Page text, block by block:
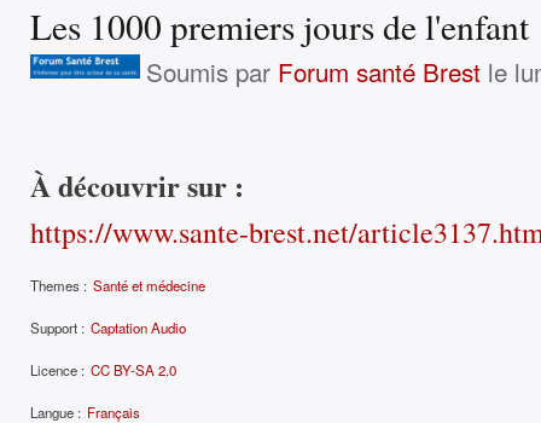
Les 1000 premiers jours de l'enfant
Soumis par Forum santé Brestle
À découvrir sur :
https://www.sante-brest.net/
Themes : Santé et médecine
Support : Captation Audio
Licence : CC BY-SA 2.0
Langue : Français